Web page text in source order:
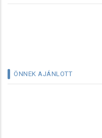
ÖNNEK AJÁNLOTT